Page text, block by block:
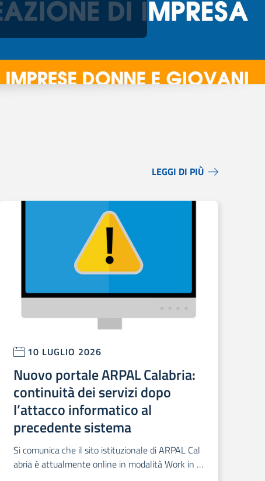
LEGGI DI PIÙ
10 LUGLIO 2026
Nuovo portale ARPAL Calabria:
continuità dei servizi dopo
l’attacco informatico al
precedente sistema
Si comunica che il sito istituzionale di ARPAL Cal
abria è attualmente online in modalità Work in P